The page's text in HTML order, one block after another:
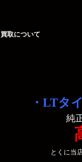
買取について
・LTタ
純
とくに当